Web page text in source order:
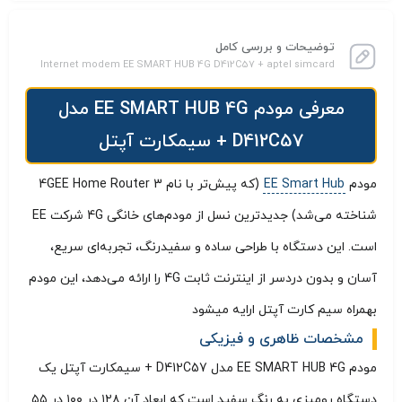
توضیحات و بررسی کامل
Internet modem EE SMART HUB 4G D412C57 + aptel simcard
معرفی مودم EE SMART HUB 4G مدل
D412C57 + سیمکارت آپتل
مودم EE Smart Hub
(که پیش‌تر با نام 4GEE Home Router 3
شناخته می‌شد) جدیدترین نسل از مودم‌های خانگی 4G شرکت EE
است. این دستگاه با طراحی ساده و سفیدرنگ، تجربه‌ای سریع،
آسان و بدون دردسر از اینترنت ثابت 4G را ارائه می‌دهد، این مودم
بهمراه سیم کارت آپتل ارایه میشود
مشخصات ظاهری و فیزیکی
مودم EE SMART HUB 4G مدل D412C57 + سیمکارت آپتل یک